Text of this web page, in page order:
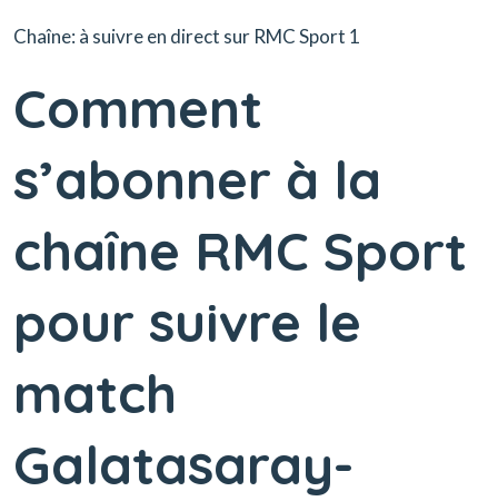
Chaîne: à suivre en direct sur RMC Sport 1
Comment
s’abonner à la
chaîne RMC Sport
pour suivre le
match
Galatasaray-